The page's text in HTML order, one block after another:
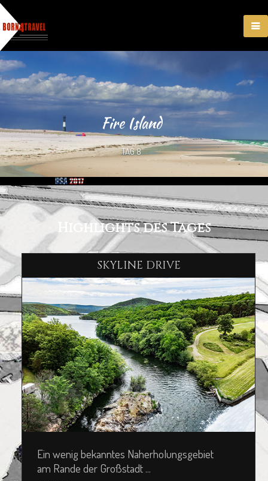
Fire Island
Highlights des Tages
SKYLINE DRIVE
Ein wenig bekanntes Naherholungsgebiet
am Rande der Großstadt ...